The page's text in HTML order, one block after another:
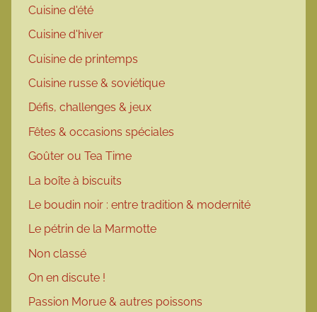
Cuisine d'été
Cuisine d'hiver
Cuisine de printemps
Cuisine russe & soviétique
Défis, challenges & jeux
Fêtes & occasions spéciales
Goûter ou Tea Time
La boîte à biscuits
Le boudin noir : entre tradition & modernité
Le pétrin de la Marmotte
Non classé
On en discute !
Passion Morue & autres poissons